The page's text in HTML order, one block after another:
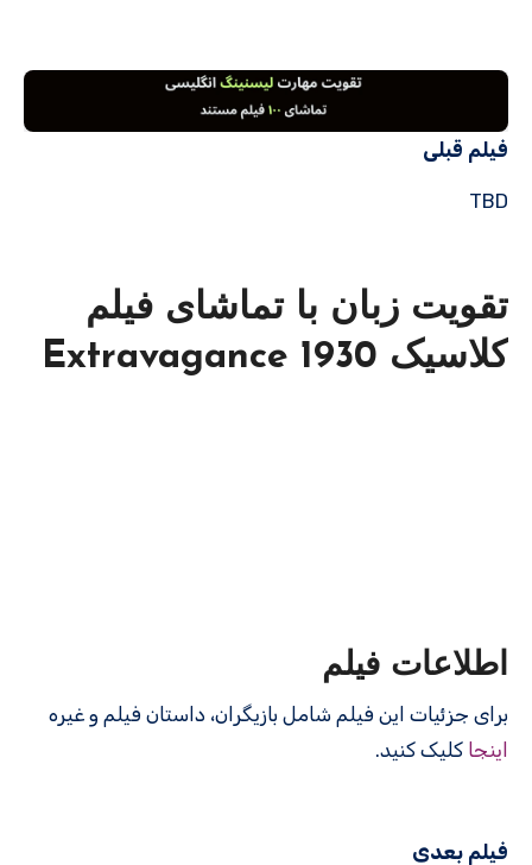
فیلم قبلی
TBD
تقویت زبان با تماشای فیلم
کلاسیک Extravagance 1930
اطلاعات فیلم
برای جزئیات این فیلم شامل بازیگران، داستان فیلم و غیره
اینجا کلیک کنید.
فیلم بعدی